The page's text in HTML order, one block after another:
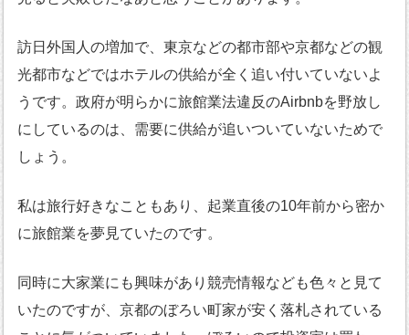
訪日外国人の増加で、東京などの都市部や京都などの観
光都市などではホテルの供給が全く追い付いていないよ
うです。政府が明らかに旅館業法違反のAirbnbを野放し
にしているのは、需要に供給が追いついていないためで
しょう。
私は旅行好きなこともあり、起業直後の10年前から密か
に旅館業を夢見ていたのです。
同時に大家業にも興味があり競売情報なども色々と見て
いたのですが、京都のぼろい町家が安く落札されている